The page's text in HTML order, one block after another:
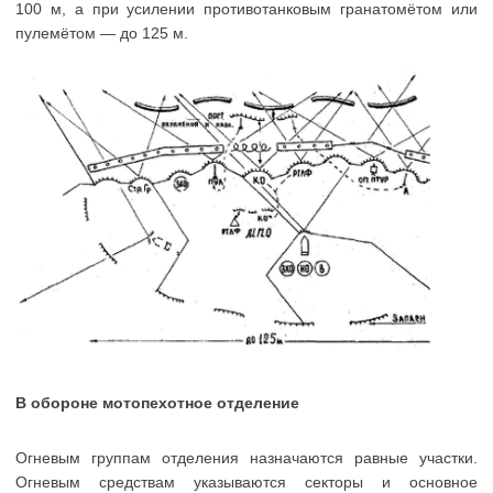
100 м, а при усилении противотанковым гранатомётом или
пулемётом — до 125 м.
В обороне мотопехотное отделение
Огневым группам отделения назначаются равные участки.
Огневым средствам указываются секторы и основное